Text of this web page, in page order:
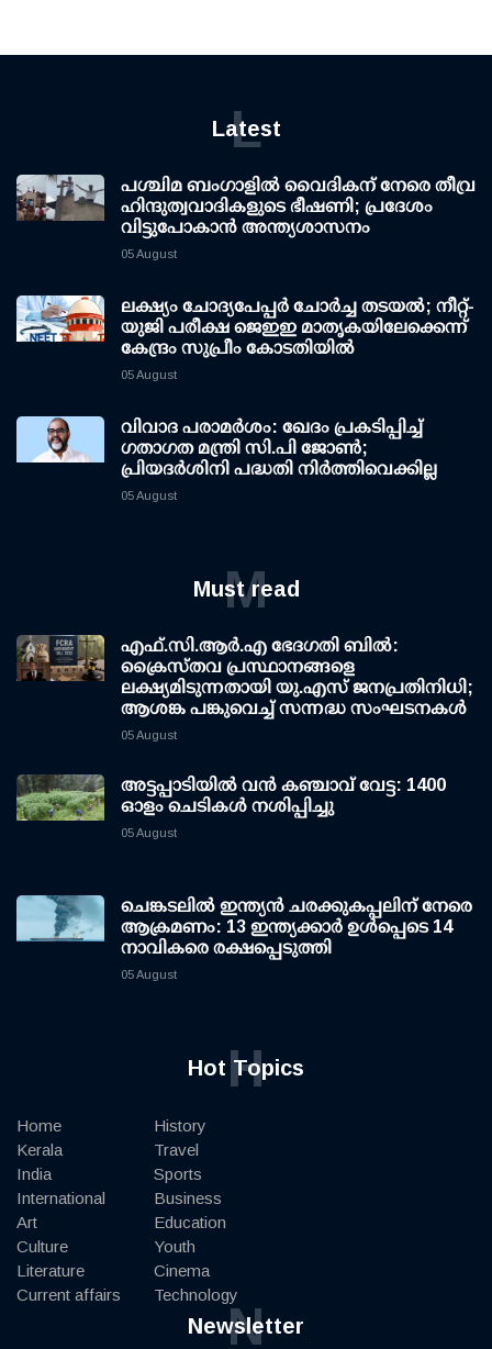
Latest
L
പശ്ചിമ ബംഗാളിൽ വൈദികന് നേരെ തീവ്ര
ഹിന്ദുത്വവാദികളുടെ ഭീഷണി; പ്രദേശം
വിട്ടുപോകാൻ അന്ത്യശാസനം
05 August
ലക്ഷ്യം ചോദ്യപേപ്പര്‍ ചോര്‍ച്ച തടയല്‍; നീറ്റ്-
യുജി പരീക്ഷ ജെഇഇ മാതൃകയിലേക്കെന്ന്
കേന്ദ്രം സുപ്രീം കോടതിയില്‍
05 August
വിവാദ പരാമര്‍ശം: ഖേദം പ്രകടിപ്പിച്ച്
ഗതാഗത മന്ത്രി സി.പി ജോണ്‍;
പ്രിയദര്‍ശിനി പദ്ധതി നിര്‍ത്തിവെക്കില്ല
05 August
Must read
M
എഫ്.സി.ആര്‍.എ ഭേദഗതി ബില്‍:
ക്രൈസ്തവ പ്രസ്ഥാനങ്ങളെ
ലക്ഷ്യമിടുന്നതായി യു.എസ് ജനപ്രതിനിധി;
ആശങ്ക പങ്കുവെച്ച് സന്നദ്ധ സംഘടനകള്‍
05 August
അട്ടപ്പാടിയില്‍ വന്‍ കഞ്ചാവ് വേട്ട: 1400
ഓളം ചെടികള്‍ നശിപ്പിച്ചു
05 August
ചെങ്കടലില്‍ ഇന്ത്യന്‍ ചരക്കുകപ്പലിന് നേരെ
ആക്രമണം: 13 ഇന്ത്യക്കാര്‍ ഉള്‍പ്പെടെ 14
നാവികരെ രക്ഷപ്പെടുത്തി
05 August
Hot Topics
H
Home
Kerala
India
International
Art
Culture
Literature
Current affairs
History
Travel
Sports
Business
Education
Youth
Cinema
Technology
Newsletter
N